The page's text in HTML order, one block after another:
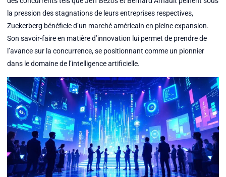
la pression des stagnations de leurs entreprises respectives,
Zuckerberg bénéficie d’un marché américain en pleine expansion.
Son savoir-faire en matière d’innovation lui permet de prendre de
l’avance sur la concurrence, se positionnant comme un pionnier
dans le domaine de l’intelligence artificielle.